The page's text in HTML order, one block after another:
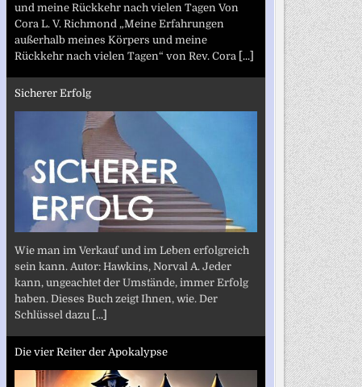
und meine Rückkehr nach vielen Tagen Von
Cora L. V. Richmond „Meine Erfahrungen
außerhalb meines Körpers und meine
Rückkehr nach vielen Tagen“ von Rev. Cora [...]
Sicherer Erfolg
Wie man im Verkauf und im Leben erfolgreich
sein kann. Autor: Hawkins, Norval A. Jeder
kann, ungeachtet der Umstände, immer Erfolg
haben. Dieses Buch zeigt Ihnen, wie. Der
Schlüssel dazu [...]
Die vier Reiter der Apokalypse